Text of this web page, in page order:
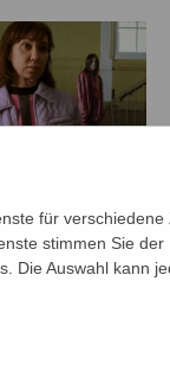
für
stimmen Sie
Die Auswahl kann